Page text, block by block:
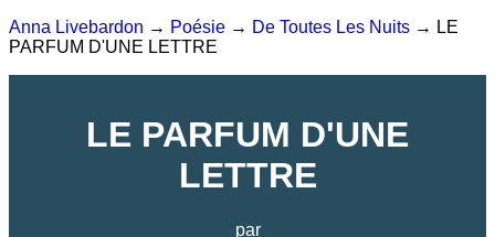
Anna Livebardon → Poésie → De Toutes Les Nuits → LE
PARFUM D'UNE LETTRE
LE PARFUM D'UNE
LETTRE
par